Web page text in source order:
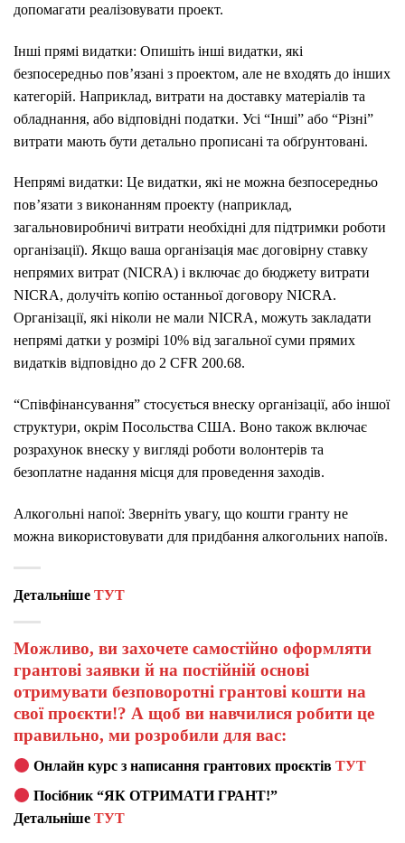
допомагати реалізовувати проект.
Інші прямі видатки: Опишіть інші видатки, які
безпосередньо пов’язані з проектом, але не входять до інших
категорій. Наприклад, витрати на доставку матеріалів та
обладнання, або відповідні податки. Усі “Інші” або “Різні”
витрати мають бути детально прописані та обґрунтовані.
Непрямі видатки: Це видатки, які не можна безпосередньо
пов’язати з виконанням проекту (наприклад,
загальновиробничі витрати необхідні для підтримки роботи
організації). Якщо ваша організація має договірну ставку
непрямих витрат (NICRA) і включає до бюджету витрати
NICRA, долучіть копію останньої договору NICRA.
Організації, які ніколи не мали NICRA, можуть закладати
непрямі датки у розмірі 10% від загальної суми прямих
видатків відповідно до 2 CFR 200.68.
“Співфінансування” стосується внеску організації, або іншої
структури, окрім Посольства США. Воно також включає
розрахунок внеску у вигляді роботи волонтерів та
безоплатне надання місця для проведення заходів.
Алкогольні напої: Зверніть увагу, що кошти гранту не
можна використовувати для придбання алкогольних напоїв.
Детальніше ТУТ
Можливо, ви захочете самостійно оформляти
грантові заявки й на постійній основі
отримувати безповоротні грантові кошти на
свої проєкти!? А щоб ви навчилися робити це
правильно, ми розробили для вас:
Онлайн курс з написання грантових проєктівТУТ
Посібник “ЯК ОТРИМАТИ ГРАНТ!”
Детальніше ТУТ